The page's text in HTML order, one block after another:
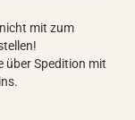
mit zum
über Spedition mit